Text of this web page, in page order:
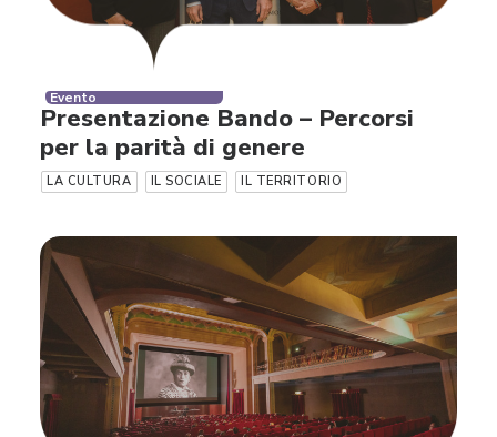
Evento
Presentazione Bando – Percorsi
per la parità di genere
LA CULTURA IL SOCIALE IL TERRITORIO